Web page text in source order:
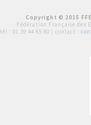
Copyright © 2015
Fédération Française des
tél : 01 39 44 65 80 | contact :